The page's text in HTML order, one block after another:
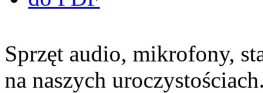
Sprzęt audio, mikrofony,
na naszych